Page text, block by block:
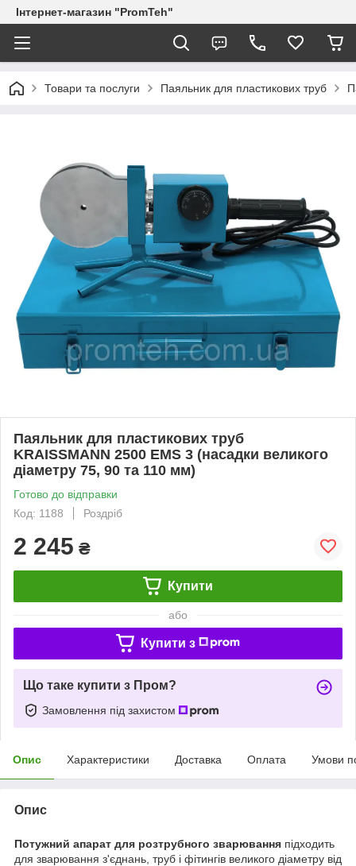
Інтернет-магазин "PromTeh"
Товари та послуги Паяльник для пластикових труб
Паяльник для пластикових труб
KRAISSMANN 2500 EMS 3 (насадки великого
діаметру 75, 90 та 110 мм)
Готово до відправки
Код: 1188
Роздріб
2 245 ₴
Купити
або
Купити з
Що таке купити з Пром?
Замовлення під захистом
Опис Характеристики Доставка Оплата Умови
Опис
Потужний апарат для розтрубного зварювання підходить
для зварювання з'єднань, труб і фітингів великого діаметру від